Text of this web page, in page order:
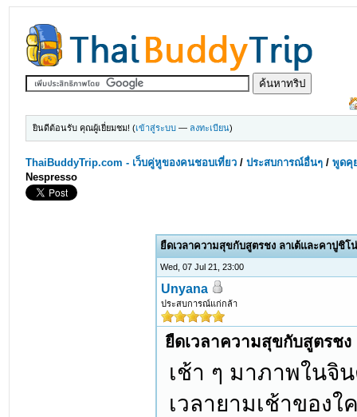
ยินดีต้อนรับ คุณผู้เยี่ยมชม! (เข้าสู่ระบบ — ลงทะเบียน)
ThaiBuddyTrip.com - เว็บคู่หูของคนชอบเที่ยว /ประสบการณ์อื่นๆ /พูดคุ
Nespresso
ยืดเวลาความสุขกับสูตรชง ลาเต้และคาปูชิโ
Wed, 07 Jul 21, 23:00
Unyana
ประสบการณ์แก่กล้า
ยืดเวลาความสุขกับสูตรช
เช้า ๆ มาภาพในจิ
เวลายามเช้าของ